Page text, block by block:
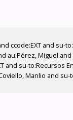
ccode:EXT and su-
au:Pérez, Miguel
and su-to:Recursos
Manlio and su-